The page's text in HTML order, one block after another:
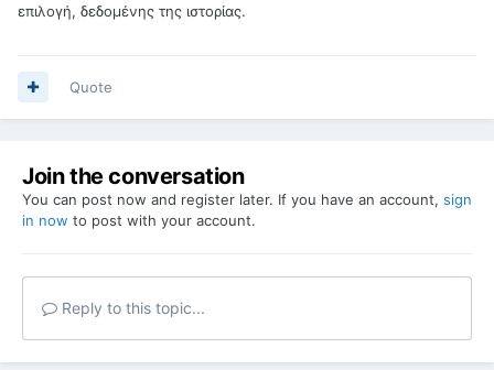
επιλογή, δεδομένης της ιστορίας.
Quote
Join the conversation
You can post now and register later. If you have an account, sign
in now to post with your account.
Reply to this topic...